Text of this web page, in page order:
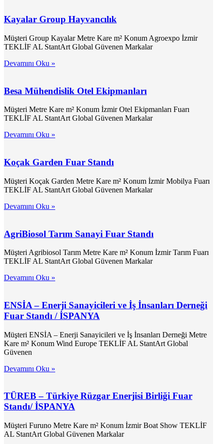
Kayalar Group Hayvancılık
Müşteri Group Kayalar Metre Kare m² Konum Agroexpo İzmir
TEKLİF AL StantArt Global Güvenen Markalar
Devamını Oku »
Besa Mühendislik Otel Ekipmanları
Müşteri Metre Kare m² Konum İzmir Otel Ekipmanları Fuarı
TEKLİF AL StantArt Global Güvenen Markalar
Devamını Oku »
Koçak Garden Fuar Standı
Müşteri Koçak Garden Metre Kare m² Konum İzmir Mobilya Fuarı
TEKLİF AL StantArt Global Güvenen Markalar
Devamını Oku »
AgriBiosol Tarım Sanayi Fuar Standı
Müşteri Agribiosol Tarım Metre Kare m² Konum İzmir Tarım Fuarı
TEKLİF AL StantArt Global Güvenen Markalar
Devamını Oku »
ENSİA – Enerji Sanayicileri ve İş İnsanları Derneği
Fuar Standı / İSPANYA
Müşteri ENSİA – Enerji Sanayicileri ve İş İnsanları Derneği Metre
Kare m² Konum Wind Europe TEKLİF AL StantArt Global
Güvenen
Devamını Oku »
TÜREB – Türkiye Rüzgar Enerjisi Birliği Fuar
Standı/ İSPANYA
Müşteri Furuno Metre Kare m² Konum İzmir Boat Show TEKLİF
AL StantArt Global Güvenen Markalar